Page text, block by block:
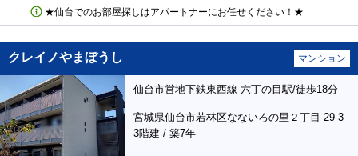
★仙台でのお部屋探しはアパートナーにお任せください！★
クレイノやまぼうし マンション
仙台市営地下鉄東西線 六丁の目駅/徒歩18分
宮城県仙台市若林区なないろの里２丁目 29-3
3階建 / 築7年